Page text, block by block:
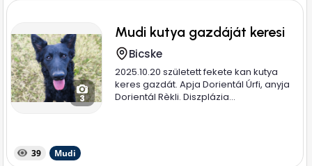
3
Mudi kutya gazdáját keresi
Bicske
2025.10.20 született fekete kan kutya
keres gazdát. Apja Dorientál Úrfi, anyja
Dorientál Rèkli. Diszplázia...
39 Mudi